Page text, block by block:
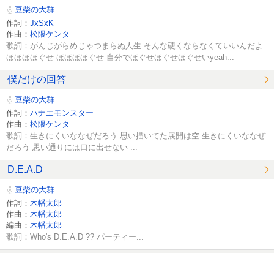
豆柴の大群
作詞： JxSxK
作曲： 松隈ケンタ
歌詞：がんじがらめじゃつまらぬ人生 そんな硬くならなくていいんだよ
ほほほほぐせ ほほほほぐせ 自分でほぐせほぐせほぐせいyeah...
僕だけの回答
豆柴の大群
作詞： ハナエモンスター
作曲： 松隈ケンタ
歌詞：生きにくいななぜだろう 思い描いてた展開は空 生きにくいななぜ
だろう 思い通りには口に出せない ...
D.E.A.D
豆柴の大群
作詞： 木幡太郎
作曲： 木幡太郎
編曲： 木幡太郎
歌詞：Who's D.E.A.D ?? パーティー...